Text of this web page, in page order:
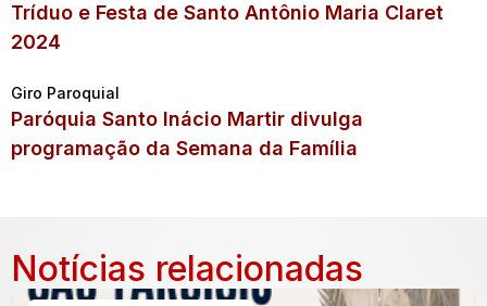
Tríduo e Festa de Santo Antônio Maria Claret
2024
Giro Paroquial
Paróquia Santo Inácio Martir divulga
programação da Semana da Família
Notícias relacionadas